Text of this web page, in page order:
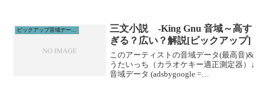
ピックアップ音域データ解説
三文小説 -King Gnu 音域～高す
ぎる？広い？解説[ピックアップ]
このアーティストの音域データ(最高音)&
うたいっち（カラオケキー適正測定器）↓
音域データ (adsbygoogle =